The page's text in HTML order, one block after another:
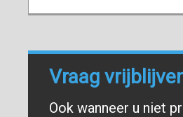
Vraag
Ook wanneer u niet